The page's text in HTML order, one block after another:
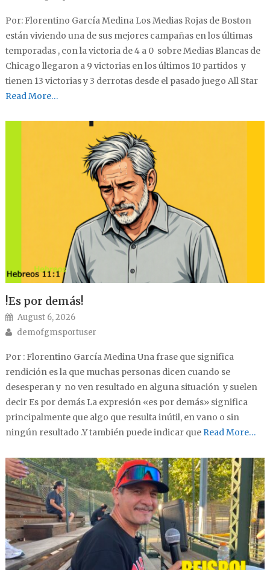
Por: Florentino García Medina Los Medias Rojas de Boston
están viviendo una de sus mejores campañas en los últimas
temporadas , con la victoria de 4 a 0 sobre Medias Blancas de
Chicago llegaron a 9 victorias en los últimos 10 partidos y
tienen 13 victorias y 3 derrotas desde el pasado juego All Star
Read More…
!Es por demás!
Posted on
August 6, 2026
Author
demofgmsportuser
Por : Florentino García Medina Una frase que significa
rendición es la que muchas personas dicen cuando se
desesperan y no ven resultado en alguna situación y suelen
decir Es por demás La expresión «es por demás» significa
principalmente que algo que resulta inútil, en vano o sin
ningún resultado .Y también puede indicar queRead More…